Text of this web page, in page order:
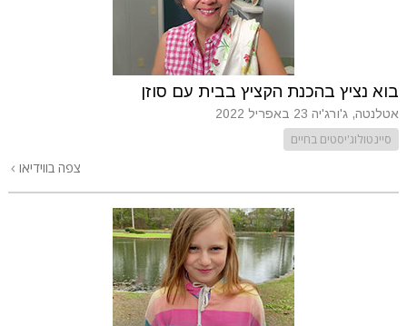
בוא נציץ בהכנת הקציץ בבית עם סוזן
אטלנטה, ג'ורג'יה 23 באפריל 2022
סיינטולוג'יסטים בחיים
צפה בווידיאו